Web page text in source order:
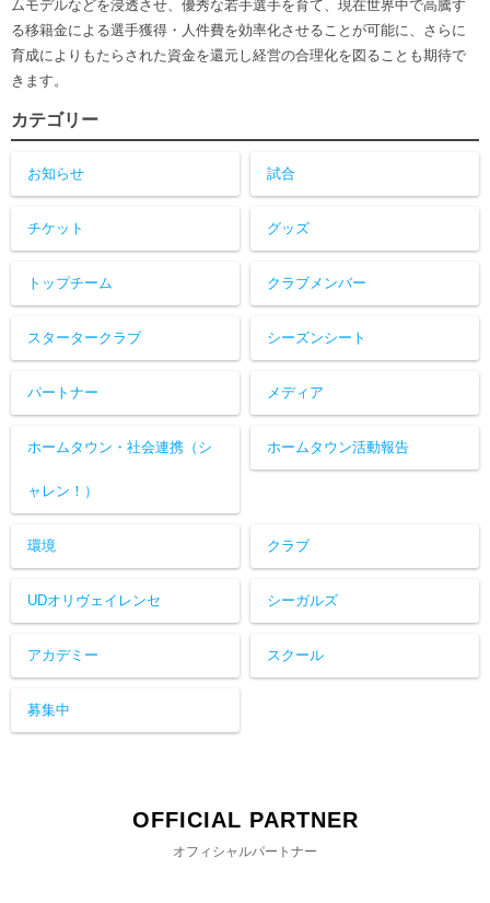
ムモデルなどを浸透させ、優秀な若手選手を育て、現在世界中で高騰す
る移籍金による選手獲得・人件費を効率化させることが可能に、さらに
育成によりもたらされた資金を還元し経営の合理化を図ることも期待で
きます。
カテゴリー
お知らせ 試合
チケット グッズ
トップチーム クラブメンバー
スタータークラブ シーズンシート
パートナー メディア
ホームタウン・社会連携（シ
ャレン！）
ホームタウン活動報告
環境 クラブ
UDオリヴェイレンセ シーガルズ
アカデミー スクール
募集中
OFFICIAL PARTNER
オフィシャルパートナー